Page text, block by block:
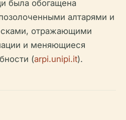
была обогащена
алтарями и
отражающими
и меняющиеся
(arpi.unipi.it).